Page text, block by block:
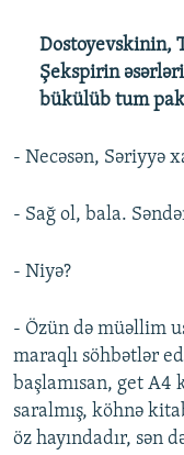
Dostoyevskinin,
Şekspirin
bükülüb tum
- Necəsən, Səriyyə
- Sağ ol, bala.
- Niyə?
- Özün də müəllim
maraqlı söhbətlər
başlamısan, get A4
saralmış, köhnə
öz hayındadır, sən